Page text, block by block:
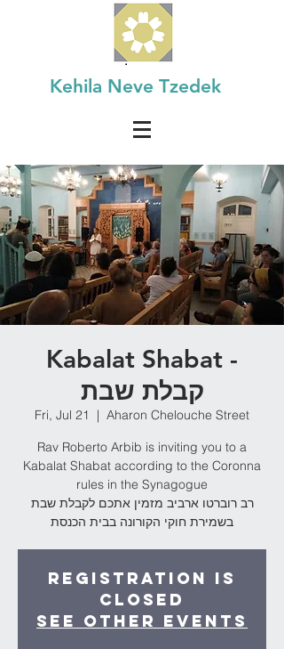
Kehila Neve Tzedek
Kabalat Shabat -
קבלת שבת
Fri, Jul 21
  |
Aharon Chelouche Street
Rav Roberto Arbib is inviting you to a
Kabalat Shabat according to the Coronna
rules in the Synagogue
רב רוברטו ארביב מזמין אתכם לקבלת שבת
בשמירת חוקי הקורונה בבית הכנסת
Registration is
Closed
See other events